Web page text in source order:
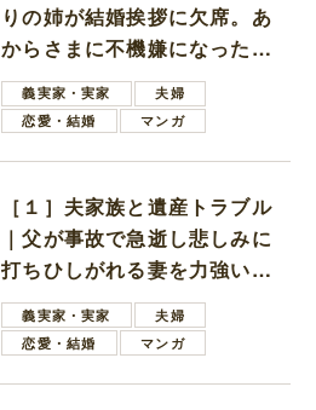
りの姉が結婚挨拶に欠席。あ
からさまに不機嫌になった義
母義実家・実家
夫婦
恋愛・結婚
マンガ
［１］夫家族と遺産トラブル
｜父が事故で急逝し悲しみに
打ちひしがれる妻を力強い言
葉で励ます夫
義実家・実家
夫婦
恋愛・結婚
マンガ